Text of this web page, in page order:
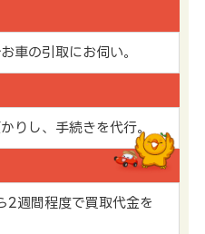
車の引取にお伺い。
りし、手続きを代行。
2週間程度で買取代金を